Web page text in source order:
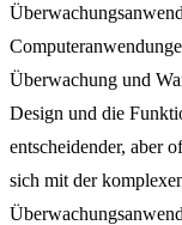
Überwachung und
Design und die
entscheidender, aber
sich mit der